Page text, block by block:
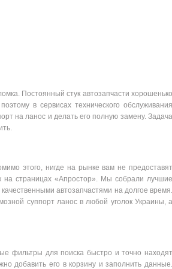
Постоянный стук автозапчасти хорошенько
в сервисах технического обслуживания
на ланос и делать его полную замену. Задача
этого, нигде на рынке вам не предоставят
на страницах «Апростор». Мы собрали лучшие
автозапчастями на долгое время.
суппорт ланос в любой уголок Украины, а
фильтры для поиска быстро и точно находят
добавить его в корзину и заполнить данные.